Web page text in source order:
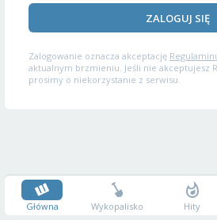
ZALOGUJ SIĘ
Zalogowanie oznacza akceptację
aktualnym brzmieniu. Jeśli nie akceptujesz
prosimy o niekorzystanie z serwisu.
Główna Wykopalisko Hity